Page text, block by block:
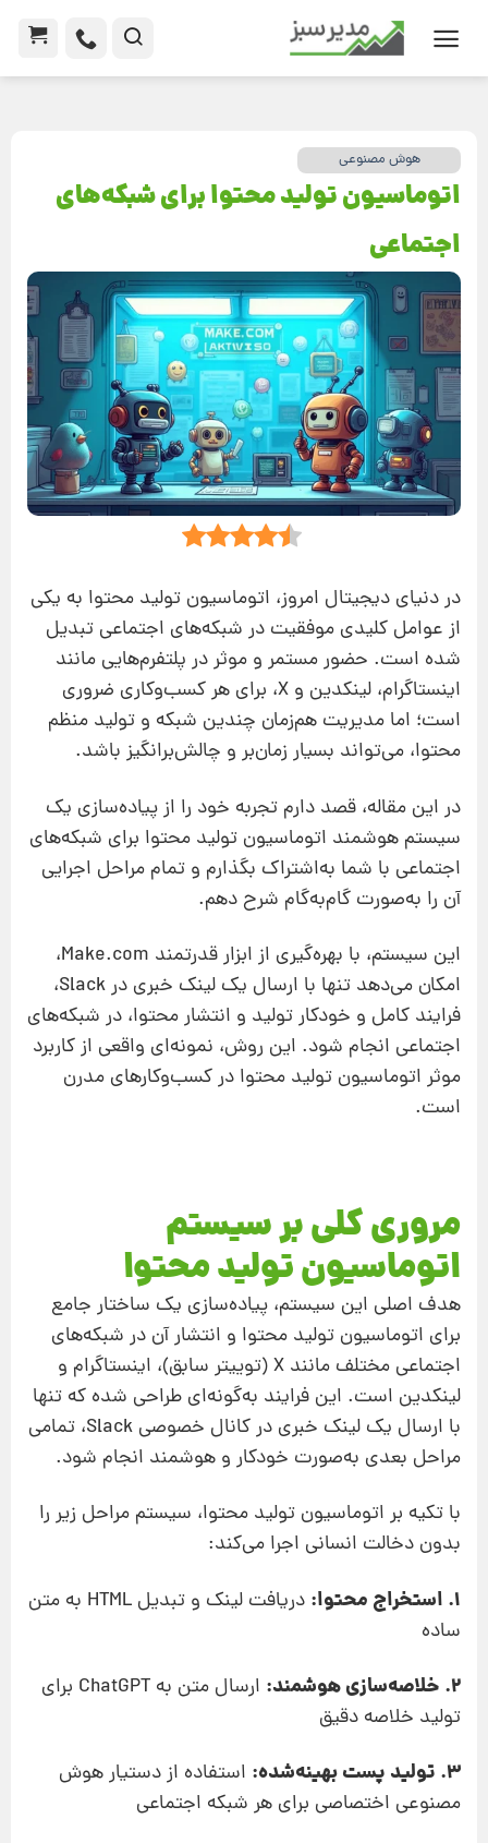
هوش مصنوعی
اتوماسیون تولید محتوا برای شبکه‌‌‌های
اجتماعی
در دنیای دیجیتال امروز، اتوماسیون تولید محتوا به یکی
از عوامل کلیدی موفقیت در شبکه‌های اجتماعی تبدیل
شده است. حضور مستمر و موثر در پلتفرم‌هایی مانند
اینستاگرام، لینکدین و X، برای هر کسب‌وکاری ضروری
است؛ اما مدیریت هم‌زمان چندین شبکه و تولید منظم
محتوا، می‌تواند بسیار زمان‌بر و چالش‌برانگیز باشد.
در این مقاله، قصد دارم تجربه خود را از پیاده‌سازی یک
سیستم هوشمند اتوماسیون تولید محتوا برای شبکه‌های
اجتماعی با شما به‌اشتراک بگذارم و تمام مراحل اجرایی
آن را به‌صورت گام‌به‌گام شرح دهم.
این سیستم، با بهره‌گیری از ابزار قدرتمند Make.com،
امکان می‌دهد تنها با ارسال یک لینک خبری در Slack،
فرایند کامل و خودکار تولید و انتشار محتوا، در شبکه‌های
اجتماعی انجام شود. این روش، نمونه‌ای واقعی از کاربرد
موثر اتوماسیون تولید محتوا در کسب‌وکارهای مدرن
است.
مروری کلی بر سیستم
اتوماسیون تولید محتوا
هدف اصلی این سیستم، پیاده‌سازی یک ساختار جامع
برای اتوماسیون تولید محتوا و انتشار آن در شبکه‌های
اجتماعی مختلف مانند X (توییتر سابق)، اینستاگرام و
لینکدین است. این فرایند به‌گونه‌ای طراحی شده که تنها
با ارسال یک لینک خبری در کانال خصوصی Slack، تمامی
مراحل بعدی به‌صورت خودکار و هوشمند انجام شود.
با تکیه بر اتوماسیون تولید محتوا، سیستم مراحل زیر را
بدون دخالت انسانی اجرا می‌کند:
1. استخراج محتوا:
دریافت لینک و تبدیل HTML به متن
ساده
2. خلاصه‌سازی هوشمند:
ارسال متن به ChatGPT برای
تولید خلاصه دقیق
3. تولید پست بهینه‌شده:
استفاده از دستیار هوش
مصنوعی اختصاصی برای هر شبکه اجتماعی